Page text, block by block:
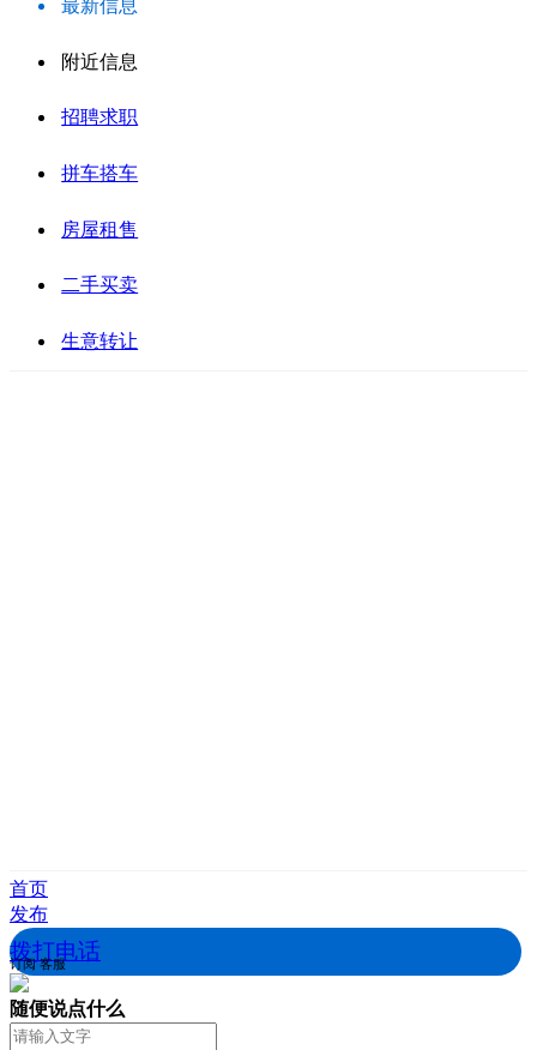
最新信息
附近信息
招聘求职
拼车搭车
房屋租售
二手买卖
生意转让
首页
发布
拨打电话
订阅 客服
随便说点什么